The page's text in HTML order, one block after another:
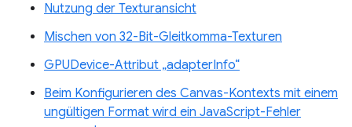
Nutzung der Texturansicht
Mischen von 32-Bit-Gleitkomma-Texturen
GPUDevice-Attribut „adapterInfo“
Beim Konfigurieren des Canvas-Kontexts mit einem
ungültigen Format wird ein JavaScript-Fehler